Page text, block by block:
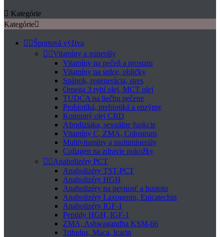
 Kategórie
Kategórie
 Športová výživa
 Vitamíny a minerály
Vitamíny na pečeň a prostatu
Vitamíny na srdce, obličky
Spánok, regenerácia, stres
Omega 3 rybí olej, MCT olej
TUDCA na liečbu pečene
Probiotiká, prebiotiká a enzýmy
Konopný olej CBD
Afrodiziaka, sexuálne funkcie
Vitamíny C, ZMA, Colostrum
Multivitamíny a multiminerály
Collagen na zdravie pokožky
 Anabolizéry PCT
Anabolizéry TST-PCT
Anabolizéry HGH
Anabolizéry na pevnosť a hustotu
Anabolizéry Laxogenin, Epicatechin
Anabolizéry IGF-1
Peptidy HGH, IGF-1
ZMA, Ashwagandha KSM-66
Tribulus, Maca, Icarin